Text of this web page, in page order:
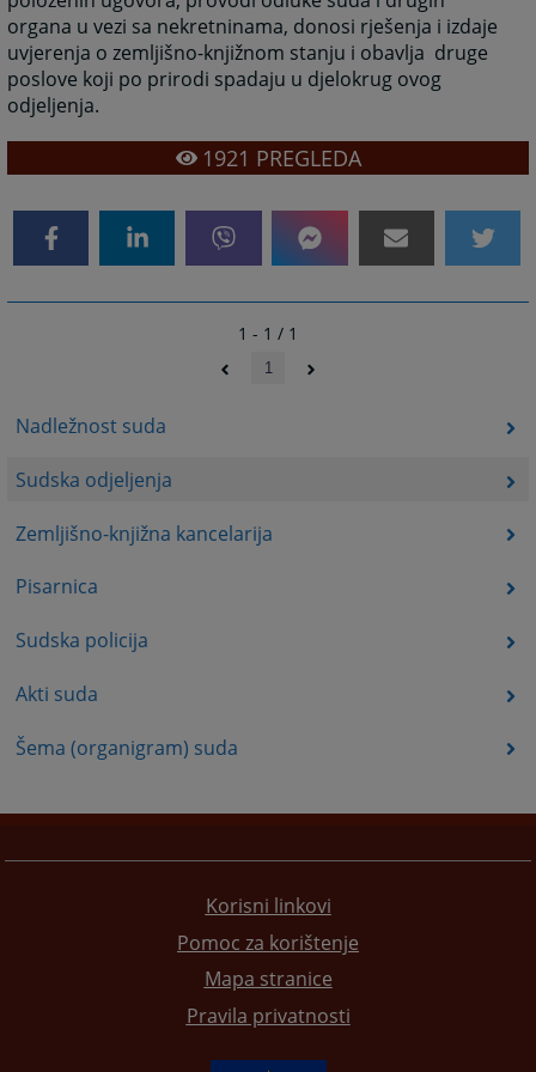
Nadležnost suda
Sudska odjeljenja
Zemljišno-knjižna kancelarija
Pisarnica
Sudska policija
Akti suda
Šema (organigram) suda
organa u vezi sa nekretninama, donosi rješenja i izdaje
uvjerenja o zemljišno-knjižnom stanju i obavlja druge
poslove koji po prirodi spadaju u djelokrug ovog
odjeljenja.
1921 PREGLEDA
1 - 1 / 1
1
Korisni linkovi
Pomoc za korištenje
Mapa stranice
Pravila privatnosti